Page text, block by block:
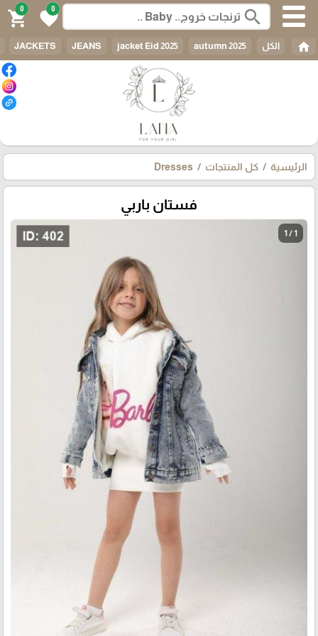
search
0
favorite
0
shopping_cart
home الكل JACKETS JEANS jacket Eid 2025 autumn 2025
الرئيسية كل المنتجات Dresses
فستان باربي
1 / 1